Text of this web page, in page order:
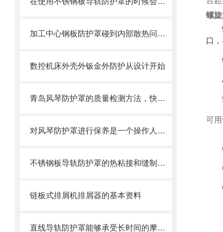
加工中心钢板防护罩碰到内部散热问题改怎么办？这篇文章告诉你
数控机床外壳外钣金外防护从设计开始
青岛风琴防护罩的质量检测方法，快来收藏了
对风琴防护罩进行保养是一个操作人员必须具备的技能
不锈钢板导轨防护罩的热粘接和缝制方式
链板式排屑机排屑器的基本资料
直线导轨防护罩能够承受长时间的摩擦和冲击
螺
口
可